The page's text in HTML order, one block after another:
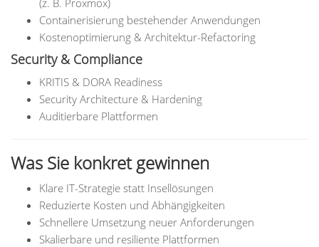
(z. B. Proxmox)
Containerisierung bestehender Anwendungen
Kostenoptimierung & Architektur-Refactoring
Security & Compliance
KRITIS & DORA Readiness
Security Architecture & Hardening
Auditierbare Plattformen
Was Sie konkret gewinnen
Klare IT-Strategie statt Insellösungen
Reduzierte Kosten und Abhängigkeiten
Schnellere Umsetzung neuer Anforderungen
Skalierbare und resiliente Plattformen